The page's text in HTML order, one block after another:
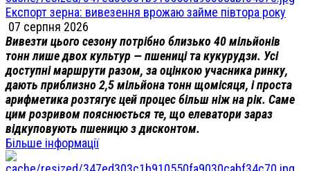
Експорт зерна: вивезення врожаю займе півтора року
07 серпня 2026
Вивезти цього сезону потрібно близько 40 мільйонів
тонн лише двох культур — пшениці та кукурудзи. Усі
доступні маршрути разом, за оцінкою учасника ринку,
дають приблизно 2,5 мільйона тонн щомісяця, і проста
арифметика розтягує цей процес більш ніж на рік. Саме
цим розривом пояснюється те, що елеватори зараз
відкуповують пшеницю з дисконтом.
Більше інформації